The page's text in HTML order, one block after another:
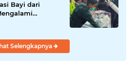
Bayi dari
Selengkapnya